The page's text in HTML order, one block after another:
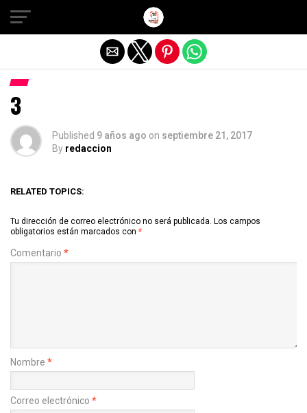
3
Published 9 años ago on septiembre 21, 2017
By redaccion
RELATED TOPICS:
Tu dirección de correo electrónico no será publicada. Los campos
obligatorios están marcados con *
Comentario *
Nombre *
Correo electrónico *
Salir de la versión móvil